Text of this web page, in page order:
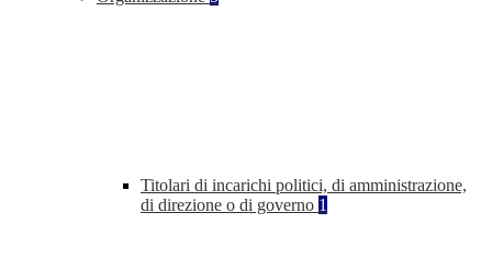
Titolari di incarichi politici, di amministrazione,
di direzione o di governo 1